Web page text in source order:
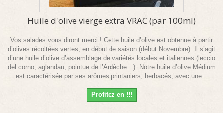
Huile d'olive vierge extra VRAC (par 100ml)
Vos salades vous diront merci ! Cette huile d’olive est obtenue à partir
d’olives récoltées vertes, en début de saison (début Novembre). Il s’agit
d’une huile d’olive d’assemblage de variétés locales et italiennes (leccio
del corno, aglandau, pointue de l’Ardèche…). Notre huile d’olive Médium
est caractérisée par ses arômes printaniers, herbacés, avec une...
Profitez en !!!